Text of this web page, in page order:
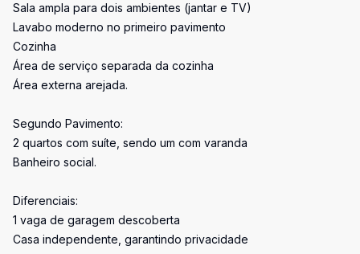
Sala ampla para dois ambientes (jantar e TV)
Lavabo moderno no primeiro pavimento
Cozinha
Área de serviço separada da cozinha
Área externa arejada.
Segundo Pavimento:
2 quartos com suíte, sendo um com varanda
Banheiro social.
Diferenciais:
1 vaga de garagem descoberta
Casa independente, garantindo privacidade